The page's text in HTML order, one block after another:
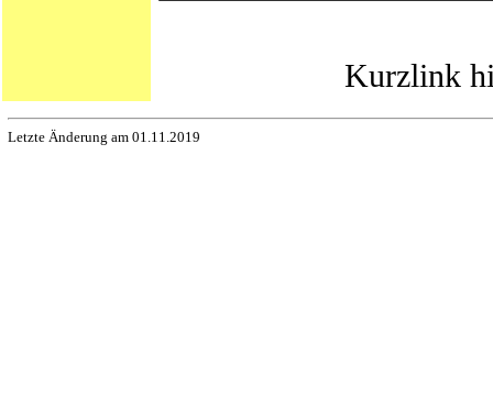
Kurzlink
Letzte Änderung am 01.11.2019